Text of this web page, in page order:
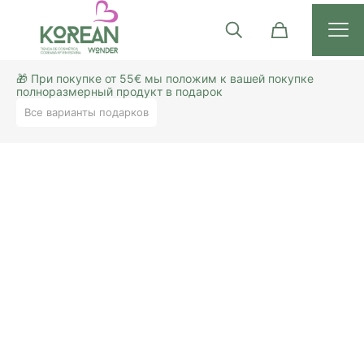
🎁 При покупке от 55€ мы положим к вашей покупке
полноразмерный продукт в подарок
Все варианты подарков